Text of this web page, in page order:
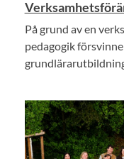
På grund av en
pedagogik